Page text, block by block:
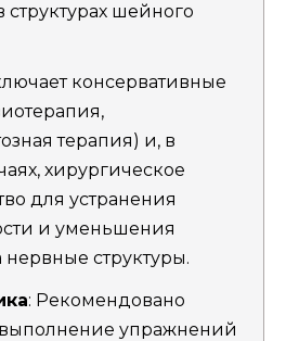
шейного
консервативные
терапия) и, в
хирургическое
для устранения
и уменьшения
структуры.
: Рекомендовано
упражнений